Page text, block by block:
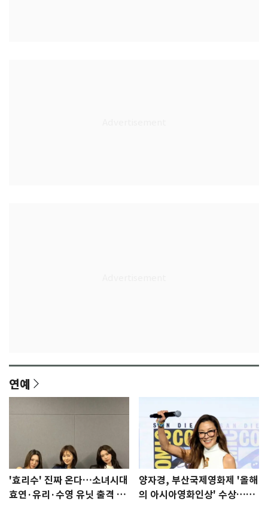
연예
'효리수' 진짜 온다…소녀시대
효연·유리·수영 유닛 출격 [N
양자경, 부산국제영화제 '올해
의 아시아영화인상' 수상…15